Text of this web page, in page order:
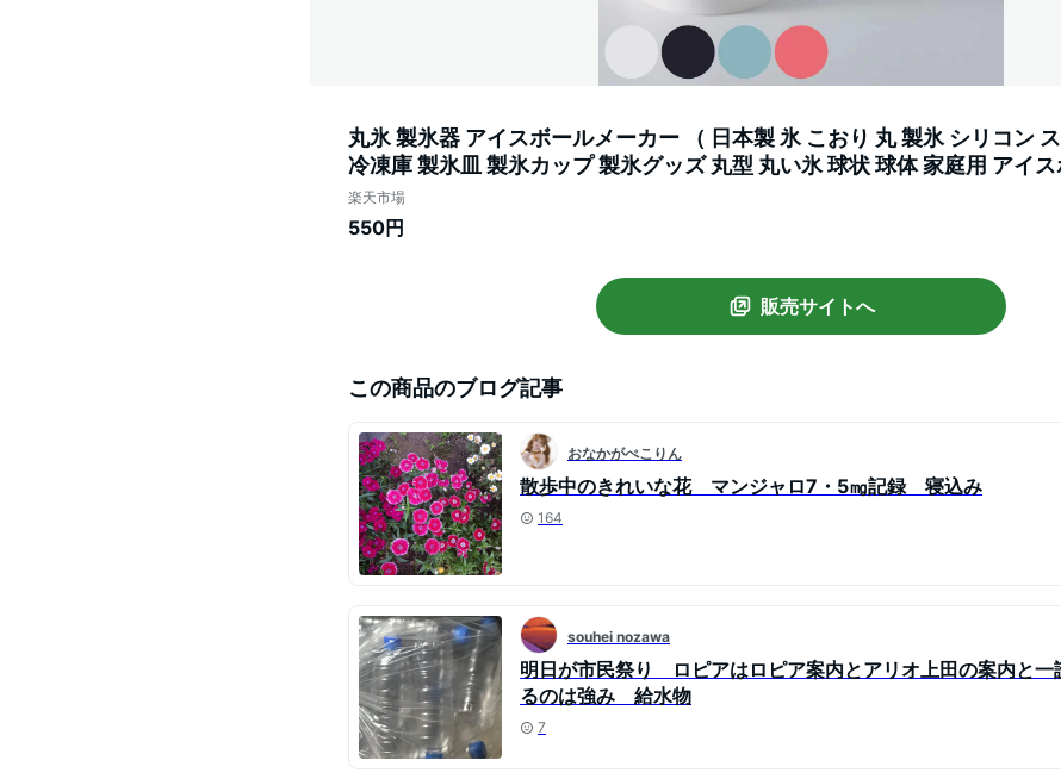
丸氷 製氷器 アイスボールメーカー （ 日本製 氷 こおり 丸 製氷 シリコン
冷凍庫 製氷皿 製氷カップ 製氷グッズ 丸型 丸い氷 球状 球体 家庭用 アイス
製氷器 家庭用丸型 ライクイット キッチン ）【39ショップ】
楽天市場
550円
販売サイトへ
この商品のブログ記事
おなかがぺこりん
散歩中のきれいな花 マンジャロ7・5㎎記録 寝込み
164
souhei nozawa
明日が市民祭り ロピアはロピア案内とアリオ上田の案内と一
るのは強み 給水物
7